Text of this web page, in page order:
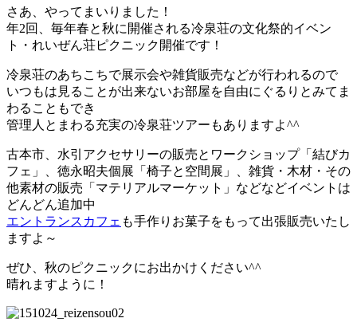
さあ、やってまいりました！
年2回、毎年春と秋に開催される冷泉荘の文化祭的イベン
ト・れいぜん荘ピクニック開催です！
冷泉荘のあちこちで展示会や雑貨販売などが行われるので
いつもは見ることが出来ないお部屋を自由にぐるりとみてま
わることもでき
管理人とまわる充実の冷泉荘ツアーもありますよ^^
古本市、水引アクセサリーの販売とワークショップ「結びカ
フェ」、徳永昭夫個展「椅子と空間展」、雑貨・木材・その
他素材の販売「マテリアルマーケット」などなどイベントは
どんどん追加中
エントランスカフェ も手作りお菓子をもって出張販売いたし
ますよ～
ぜひ、秋のピクニックにお出かけください^^
晴れますように！